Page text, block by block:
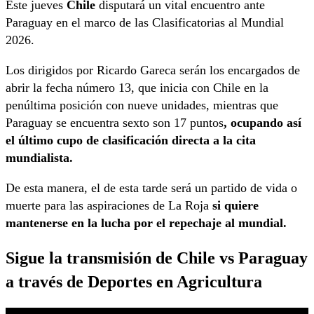
Este jueves Chile disputará un vital encuentro ante
Paraguay en el marco de las Clasificatorias al Mundial
2026.
Los dirigidos por Ricardo Gareca serán los encargados de
abrir la fecha número 13, que inicia con Chile en la
penúltima posición con nueve unidades, mientras que
Paraguay se encuentra sexto son 17 puntos, ocupando así
el último cupo de clasificación directa a la cita
mundialista.
De esta manera, el de esta tarde será un partido de vida o
muerte para las aspiraciones de La Roja si quiere
mantenerse en la lucha por el repechaje al mundial.
Sigue la transmisión de Chile vs Paraguay
a través de Deportes en Agricultura